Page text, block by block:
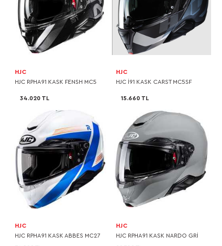
HJC
HJC RPHA91 KASK FENSH MC5
34.020 TL
HJC
HJC I91 KASK CARST MC5SF
15.660 TL
HJC
HJC RPHA91 KASK ABBES MC27
HJC
HJC RPHA91 KASK NARDO GRİ